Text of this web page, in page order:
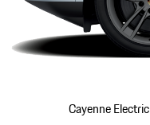
Cayenne Electric